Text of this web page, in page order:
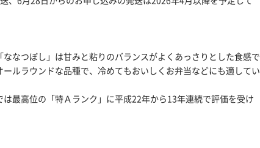
なつぼし」は甘みと粘りのバランスがよくあっさりとした食感で
ルラウンドな品種で、冷めてもおいしくお弁当などにも適してい
最高位の「特Ａランク」に平成22年から13年連続で評価を受け